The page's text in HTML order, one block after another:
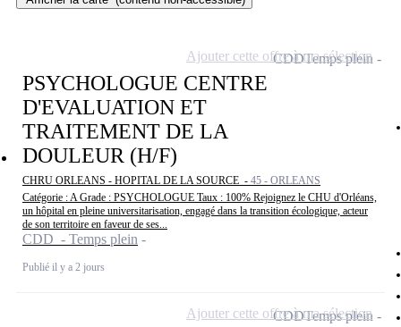
PSYCHOLOGUE CENTRE
D'EVALUATION ET
TRAITEMENT DE LA
DOULEUR (H/F)
CHRU ORLEANS - HOPITAL DE LA SOURCE - 45 - ORLEANS
Catégorie : A Grade : PSYCHOLOGUE Taux : 100% Rejoignez le CHU d'Orléans,
un hôpital en pleine universitarisation, engagé dans la transition écologique, acteur
de son territoire en faveur de ses...
CDD - Temps plein
Publié il y a 2 jours
CDDTemps plein
Ajouter cette offre à ma sélection
CDDTemps plein
Ajouter cette offre à ma sélection